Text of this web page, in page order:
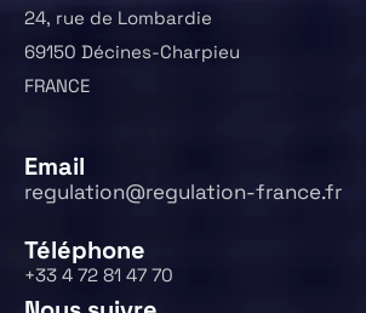
24, rue de Lombardie
69150 Décines-Charpieu
FRANCE
Email
regulation@regulation-france.fr
Téléphone
+33 4 72 81 47 70